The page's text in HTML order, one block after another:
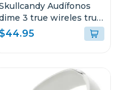
Audífonos
3 true wireles true
black r740
$44.95